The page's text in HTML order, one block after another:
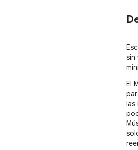
sin
El
las